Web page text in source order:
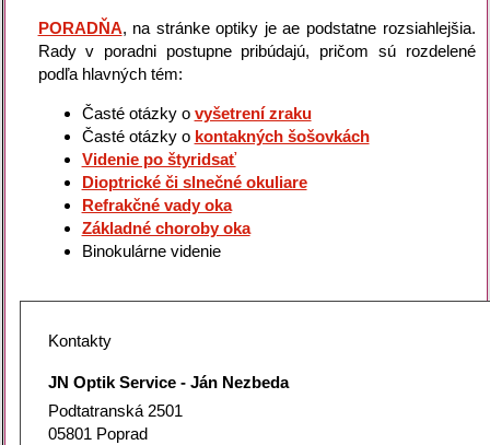
PORADŇA, na stránke optiky je ae podstatne rozsiahlejšia.
Rady v poradni postupne pribúdajú, pričom sú rozdelené
podľa hlavných tém:
Časté otázky o vyšetrení zraku
Časté otázky o kontakných šošovkách
Videnie po štyridsať
Dioptrické či slnečné okuliare
Refrakčné vady oka
Základné choroby oka
Binokulárne videnie
Kontakty
JN Optik Service - Ján Nezbeda
Podtatranská 2501
05801 Poprad